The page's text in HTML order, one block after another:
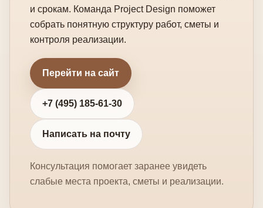
и срокам. Команда Project Design поможет
собрать понятную структуру работ, сметы и
контроля реализации.
Перейти на сайт
+7 (495) 185-61-30
Написать на почту
Консультация помогает заранее увидеть
слабые места проекта, сметы и реализации.